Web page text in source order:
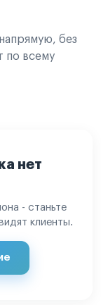
без
по всему
нет
- станьте
клиенты.